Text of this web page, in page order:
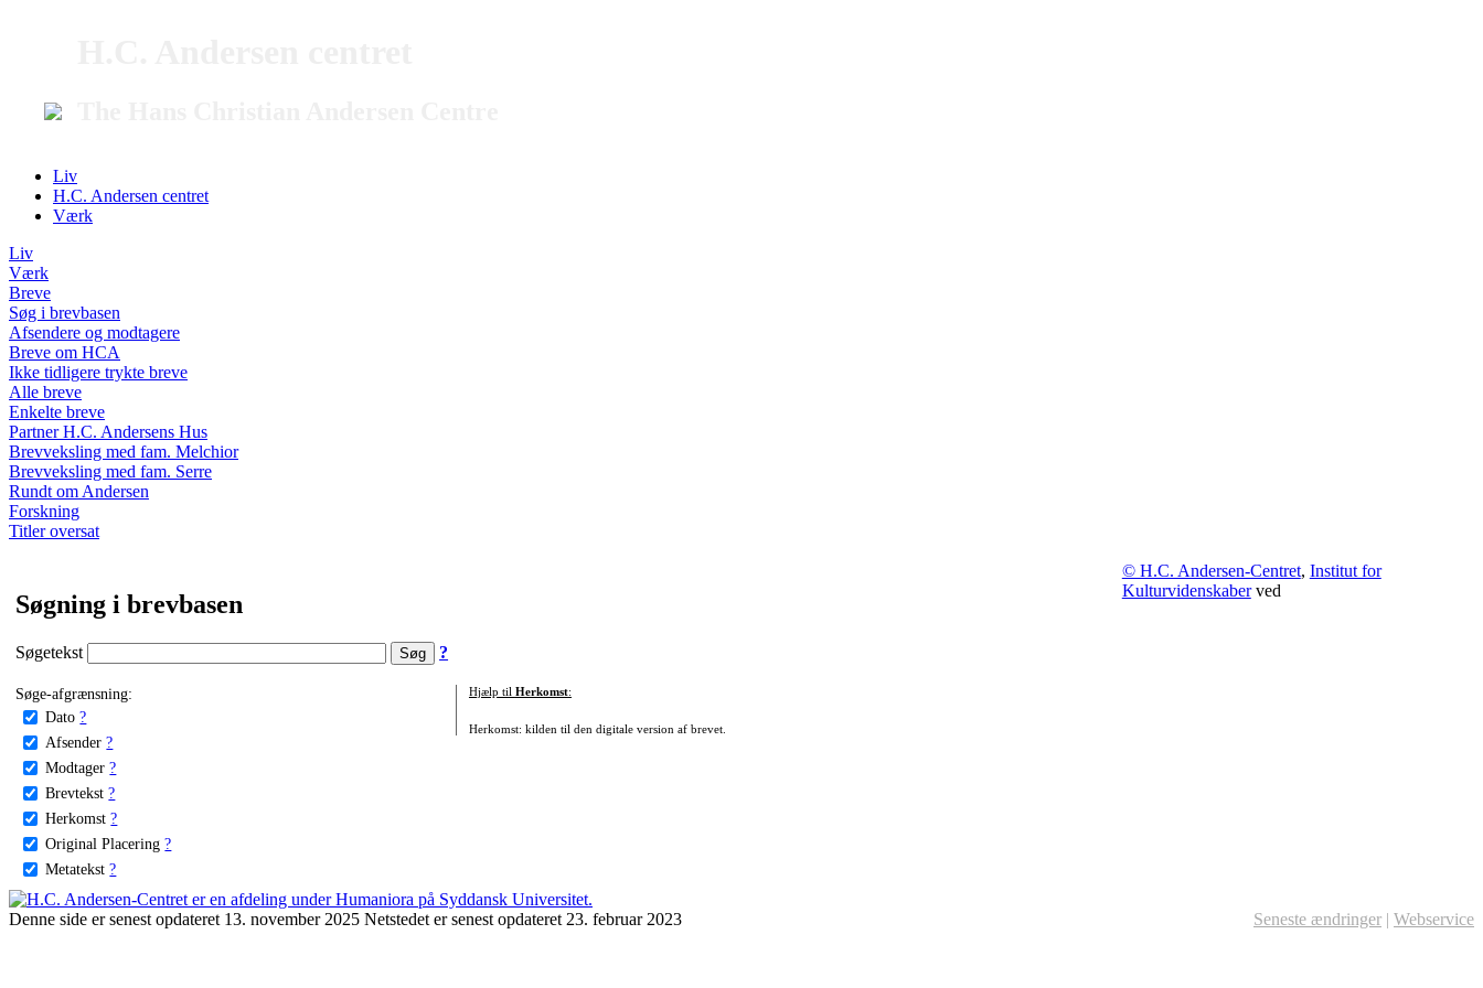
Liv
H.C. Andersen centret
Værk
Liv
Værk
Breve
Søg i brevbasen
Afsendere og modtagere
Breve om HCA
Ikke tidligere trykte breve
Alle breve
Enkelte breve
Partner H.C. Andersens Hus
Brevveksling med fam. Melchior
Brevveksling med fam. Serre
Rundt om Andersen
Forskning
Titler oversat
Søgning i brevbasen
Søgetekst ?
Søge-afgrænsning:
Dato ?
Afsender ?
Modtager ?
Brevtekst ?
Herkomst ?
Original Placering ?
Metatekst ?
Hjælp til Herkomst:
Herkomst: kilden til den digitale version af brevet.
© H.C. Andersen-Centret, Institut for
Kulturvidenskaberved
Denne side er senest opdateret 13. november 2025 Netstedet er senest opdateret 23. februar 2023 Seneste ændringer | Webservice